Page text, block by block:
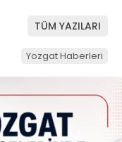
TÜM YAZILARI
Yozgat Haberleri